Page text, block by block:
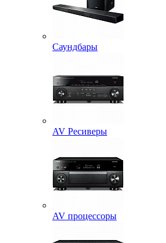
Саундбары
AV Ресиверы
AV процессоры